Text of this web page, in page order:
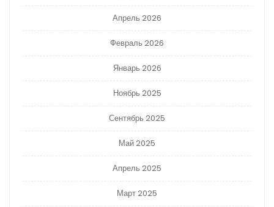
Апрель 2026
Февраль 2026
Январь 2026
Ноябрь 2025
Сентябрь 2025
Май 2025
Апрель 2025
Март 2025